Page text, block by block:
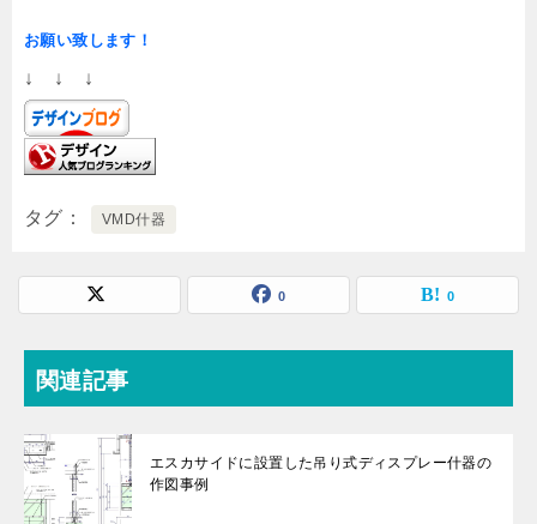
お願い致します！
↓ ↓ ↓
タグ VMD什器
0 0
関連記事
エスカサイドに設置した吊り式ディスプレー什器の
作図事例